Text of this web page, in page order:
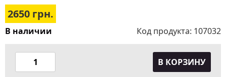
2650 грн.
В наличии Код продукта: 107032
В КОРЗИНУ